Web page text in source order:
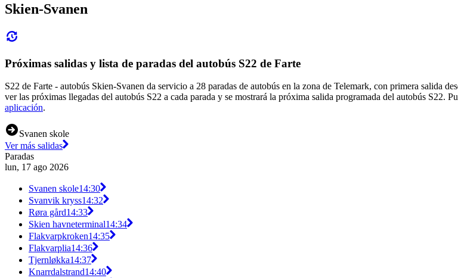
Skien-Svanen
Próximas salidas y lista de paradas del autobús S22 de Farte
S22 de Farte - autobús Skien-Svanen da servicio a 28 paradas de autobús en la zona de Telemark, con primera salida
ver las próximas llegadas del autobús S22 a cada parada y se mostrará la próxima salida programada del autobús S22.
aplicación.
Svanen skole
Ver más salidas
Paradas
lun, 17 ago 2026
Svanen skole14:30
Svanvik kryss14:32
Røra gård14:33
Skien havneterminal14:34
Flakvarpkroken14:35
Flakvarplia14:36
Tjernløkka14:37
Knarrdalstrand14:40